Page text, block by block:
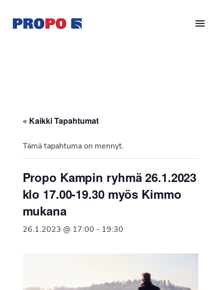
pääsisältöön
alatunnisteeseen
Ry
vuonna
Suomen
Syöpäyhdistyksen
jäsenjärjestö.
« Kaikki Tapahtumat
Tämä tapahtuma on mennyt.
Propo Kampin ryhmä 26.1.2023
klo 17.00-19.30 myös Kimmo
mukana
26.1.2023 @ 17:00 - 19:30